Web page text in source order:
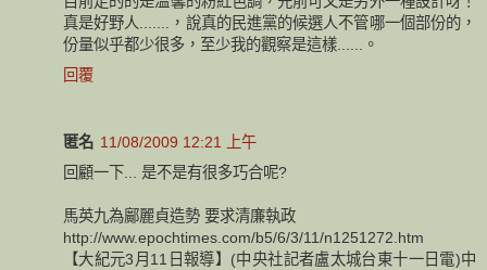
真是好野人.......，說真的民進黨的候選人不管哪一個部份的，
份量似乎都少很多，至少我的觀察是這樣......。
回覆
匿名 11/08/2009 12:21 上午
回顧一下... 是不是有很多巧合呢?
馬英九為鄺麗貞造勢 要求清廉執政
http://www.epochtimes.com/b5/6/3/11/n1251272.htm
【大紀元3月11日報導】(中央社記者盧太城台東十一日電)中